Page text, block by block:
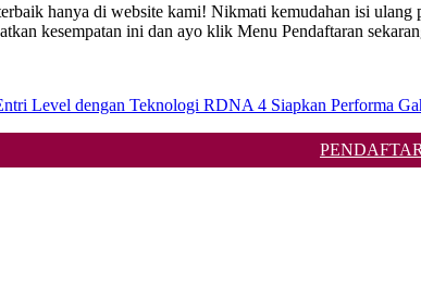
hanya di website kami! Nikmati kemudahan isi
kesempatan ini dan ayo klik Menu Pendaftaran
Level dengan Teknologi RDNA 4 Siapkan Performa